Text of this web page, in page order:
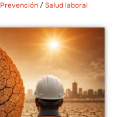
Prevención / Salud laboral